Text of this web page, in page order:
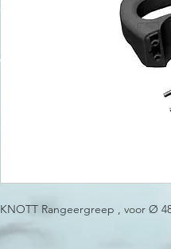
KNOTT Rangeergreep , voor Ø